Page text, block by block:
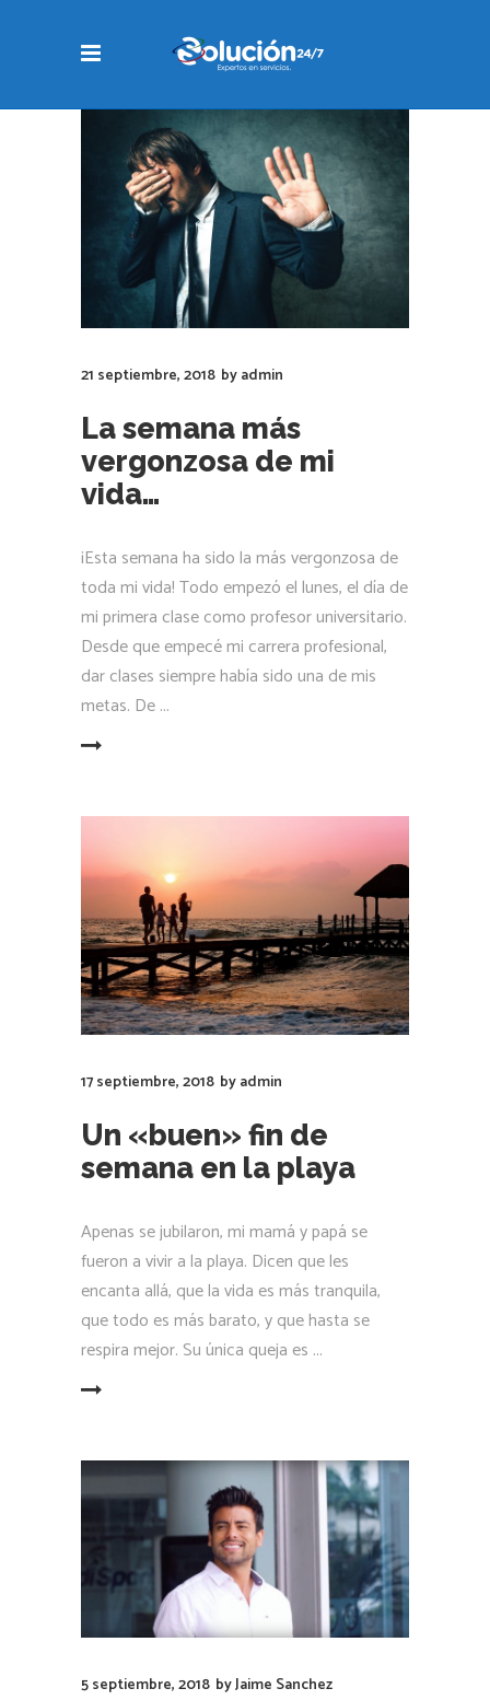
21 septiembre, 2018 byadmin
La semana más
vergonzosa de mi
vida…
¡Esta semana ha sido la más vergonzosa de
toda mi vida! Todo empezó el lunes, el día de
mi primera clase como profesor universitario.
Desde que empecé mi carrera profesional,
dar clases siempre había sido una de mis
metas. De
17 septiembre, 2018 byadmin
Un «buen» fin de
semana en la playa
Apenas se jubilaron, mi mamá y papá se
fueron a vivir a la playa. Dicen que les
encanta allá, que la vida es más tranquila,
que todo es más barato, y que hasta se
respira mejor. Su única queja es
5 septiembre, 2018 byJaime Sanchez